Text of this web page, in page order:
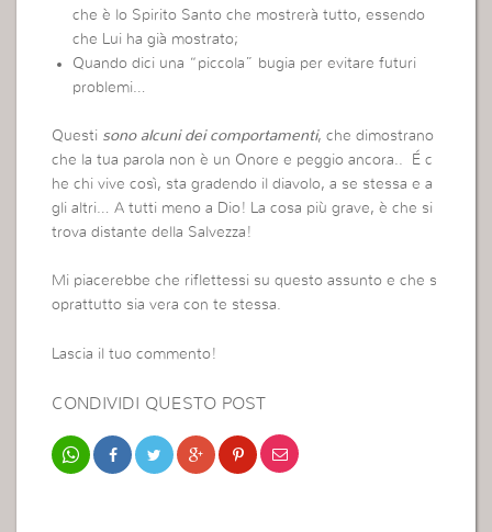
che è lo Spirito Santo che mostrerà tutto, essendo
che Lui ha già mostrato;
Quando dici una “piccola” bugia per evitare futuri
problemi…
Questi sono alcuni dei comportamenti, che dimostrano
che la tua parola non è un Onore e peggio ancora.. É c
he chi vive così, sta gradendo il diavolo, a se stessa e a
gli altri… A tutti meno a Dio! La cosa più grave, è che si
trova distante della Salvezza!
Mi piacerebbe che riflettessi su questo assunto e che s
oprattutto sia vera con te stessa.
Lascia il tuo commento!
CONDIVIDI QUESTO POST